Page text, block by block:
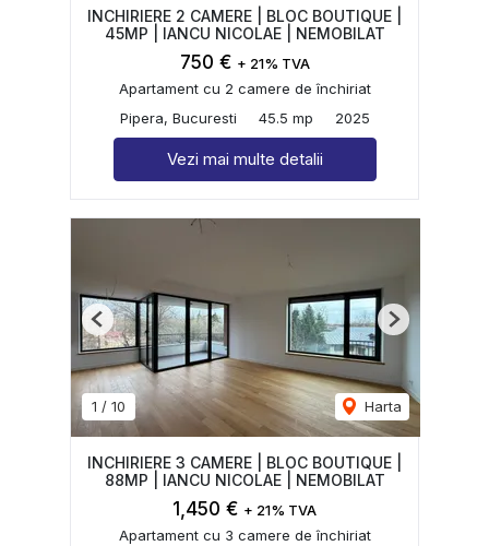
INCHIRIERE 2 CAMERE | BLOC BOUTIQUE |
45MP | IANCU NICOLAE | NEMOBILAT
750 € + 21% TVA
Apartament cu 2 camere de închiriat
Pipera, Bucuresti
45.5 mp 2025
Vezi mai multe detalii
1 / 10 Harta
Previous Next
INCHIRIERE 3 CAMERE | BLOC BOUTIQUE |
88MP | IANCU NICOLAE | NEMOBILAT
1,450 € + 21% TVA
Apartament cu 3 camere de închiriat